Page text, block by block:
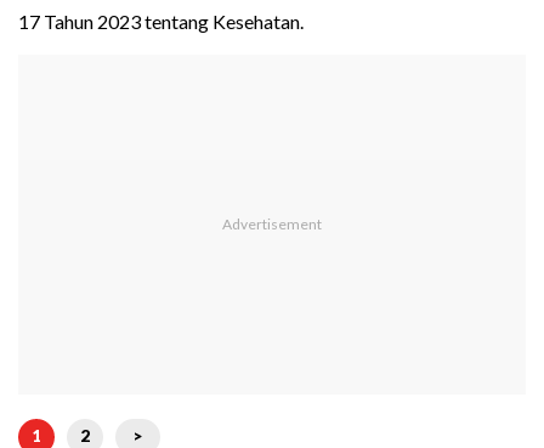
17 Tahun 2023 tentang Kesehatan.
1 2 >